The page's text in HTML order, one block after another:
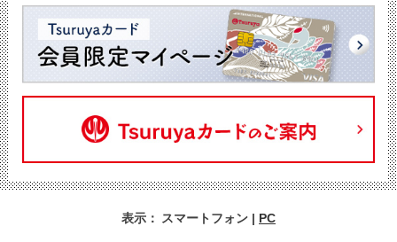
表示： スマートフォン | PC